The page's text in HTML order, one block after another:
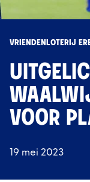
VRIENDENLOTERIJ
VOOR
19 mei 2023